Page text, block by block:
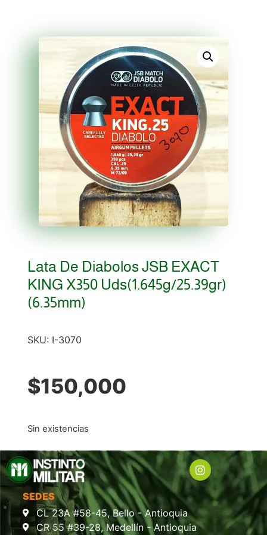
Lata De Diabolos JSB EXACT
KING X350 Uds(1.645g/25.39gr)
(6.35mm)
SKU: I-3070
$150,000
Sin existencias
SEDES
CL 23A #58-45, Bello - Antioquia
CR 55 #39-28, Medellín - Antioquia